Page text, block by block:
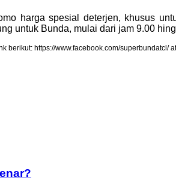
harga spesial deterjen, khusus
untuk Bunda, mulai dari jam 9.00
https://www.facebook.com/superbundatcl/